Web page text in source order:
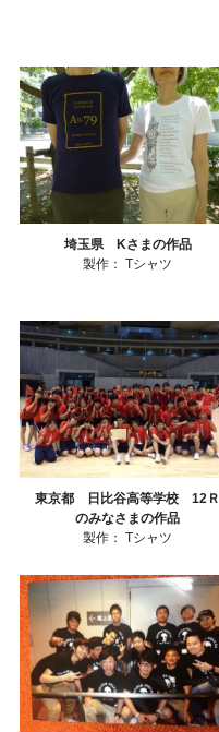
埼玉県 Kさまの作品
製作： Tシャツ
東京都 日比谷高等学校 12Ｒ
のみなさまの作品
製作： Tシャツ